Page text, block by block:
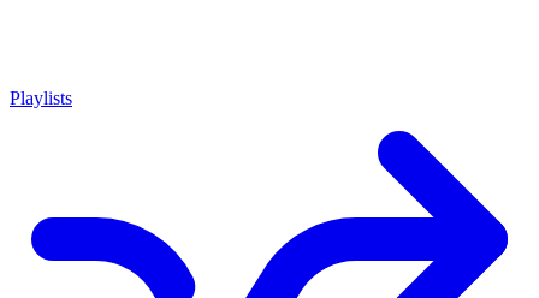
Playlists